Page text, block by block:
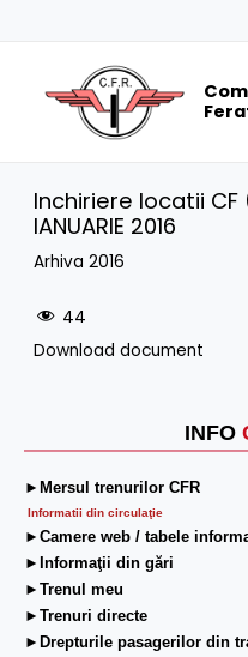
INFO
►Mersul trenurilor CFR
Informatii din circulaţie
►Camere web / tabele
►Informaţii din gări
►Trenul meu
►Trenuri directe
►Drepturile pasagerilor din
Inchiriere locatii
IANUARIE 2016
Arhiva 2016
44
Download document